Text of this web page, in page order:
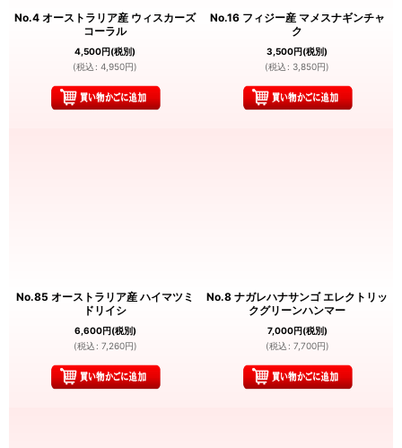
No.4 オーストラリア産 ウィスカーズ
コーラル
4,500円(税別)
(税込 : 4,950円)
No.16 フィジー産 マメスナギンチャ
ク
3,500円(税別)
(税込 : 3,850円)
No.85 オーストラリア産 ハイマツミ
ドリイシ
6,600円(税別)
(税込 : 7,260円)
No.8 ナガレハナサンゴ エレクトリッ
クグリーンハンマー
7,000円(税別)
(税込 : 7,700円)